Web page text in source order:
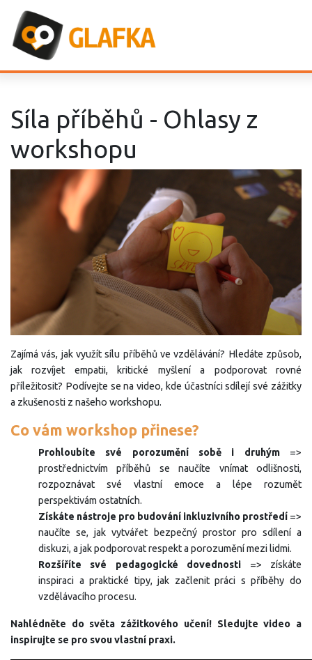
Síla příběhů - Ohlasy z
workshopu
Zajímá vás, jak využít sílu příběhů ve vzdělávání? Hledáte způsob,
jak rozvíjet empatii, kritické myšlení a podporovat rovné
příležitosit? Podívejte se na video, kde účastníci sdílejí své zážitky
a zkušenosti z našeho workshopu.
Co vám workshop přinese?
Prohloubíte své porozumění sobě i druhým=>
prostřednictvím příběhů se naučíte vnímat odlišnosti,
rozpoznávat své vlastní emoce a lépe rozumět
perspektivám ostatních.
Získáte nástroje pro budování inkluzivního prostředí =>
naučíte se, jak vytvářet bezpečný prostor pro sdílení a
diskuzi, a jak podporovat respekt a porozumění mezi lidmi.
Rozšíříte své pedagogické dovednosti => získáte
inspiraci a praktické tipy, jak začlenit práci s příběhy do
vzdělávacího procesu.
Nahlédněte do světa zážitkového učení! Sledujte video a
inspirujte se pro svou vlastní praxi.